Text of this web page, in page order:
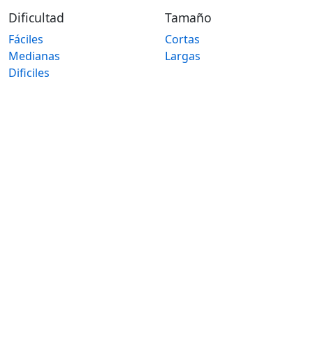
Dificultad
Fáciles
Medianas
Dificiles
Tamaño
Cortas
Largas